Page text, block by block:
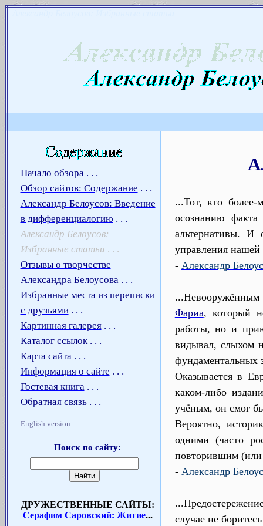
Начало обзора. . .
Обзор сайтов: Содержание . . .
Александр Белоусов: Введение
в дифференциалогию . . .
Александр Белоусов:
Избранные статьи . . .
Отзывы о творчестве
Александра Белоусова. . .
Избранные места из переписки
с друзьями. . .
Картинная галерея. . .
Каталог ссылок. . .
Карта сайта. . .
Информация о сайте . . .
Гостевая книга. . .
Обратная связь. . .
English version . . .
Поиск по сайту:
ДРУЖЕСТВЕННЫЕ САЙТЫ:
Серафим Саровский: Житие...
...Тот, кто более-
осознанию
альтернативы. И
управления
- Александр
...Невооружённым
Фариа, который
работы, но и
видывал, слыхом
фундаментальных
Оказывается в
каком-либо
учёным, он смог
Вероятно,
одними (часто
повторившим (или
- Александр
случае не